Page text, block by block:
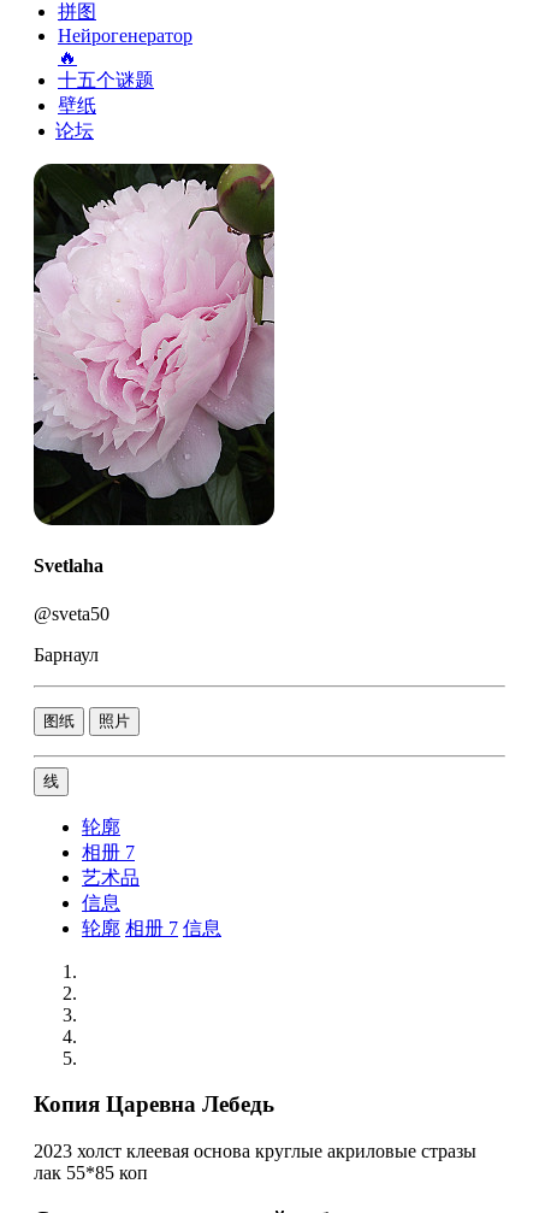
拼图
Нейрогенератор
🔥
十五个谜题
壁纸
论坛
Svetlaha
@sveta50
Барнаул
图纸 照片
线
轮廓
相册 7
艺术品
信息
轮廓 相册 7 信息
Копия Царевна Лебедь
2023 холст клеевая основа круглые акриловые стразы
лак 55*85 коп